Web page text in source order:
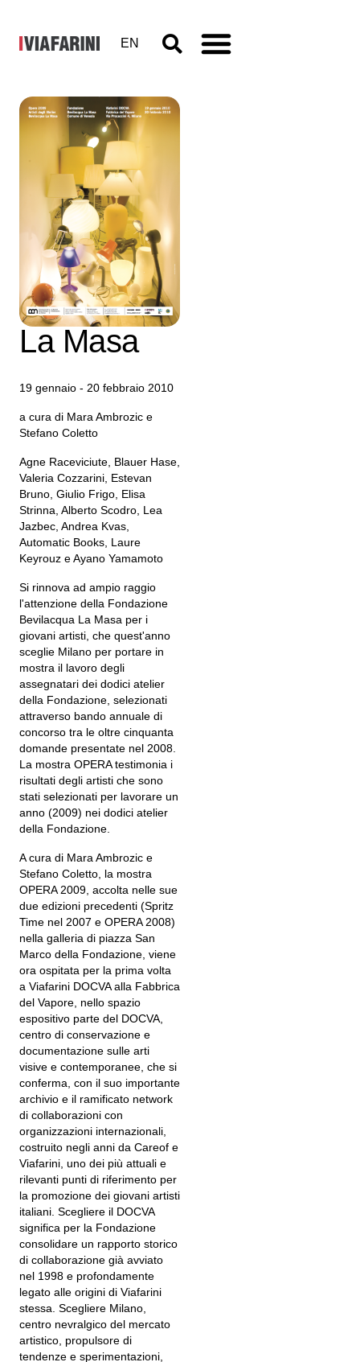
EN
Opera
2009 –
Artisti degli
Atelier
Bevilacqua
La Masa
19 gennaio - 20 febbraio 2010
a cura di Mara Ambrozic e
Stefano Coletto
Agne Raceviciute, Blauer Hase,
Valeria Cozzarini, Estevan
Bruno, Giulio Frigo, Elisa
Strinna, Alberto Scodro, Lea
Jazbec, Andrea Kvas,
Automatic Books, Laure
Keyrouz e Ayano Yamamoto
Si rinnova ad ampio raggio
l'attenzione della Fondazione
Bevilacqua La Masa per i
giovani artisti, che quest'anno
sceglie Milano per portare in
mostra il lavoro degli
assegnatari dei dodici atelier
della Fondazione, selezionati
attraverso bando annuale di
concorso tra le oltre cinquanta
domande presentate nel 2008.
La mostra OPERA testimonia i
risultati degli artisti che sono
stati selezionati per lavorare un
anno (2009) nei dodici atelier
della Fondazione.
A cura di Mara Ambrozic e
Stefano Coletto, la mostra
OPERA 2009, accolta nelle sue
due edizioni precedenti (Spritz
Time nel 2007 e OPERA 2008)
nella galleria di piazza San
Marco della Fondazione, viene
ora ospitata per la prima volta
a Viafarini DOCVA alla Fabbrica
del Vapore, nello spazio
espositivo parte del DOCVA,
centro di conservazione e
documentazione sulle arti
visive e contemporanee, che si
conferma, con il suo importante
archivio e il ramificato network
di collaborazioni con
organizzazioni internazionali,
costruito negli anni da Careof e
Viafarini, uno dei più attuali e
rilevanti punti di riferimento per
la promozione dei giovani artisti
italiani. Scegliere il DOCVA
significa per la Fondazione
consolidare un rapporto storico
di collaborazione già avviato
nel 1998 e profondamente
legato alle origini di Viafarini
stessa. Scegliere Milano,
centro nevralgico del mercato
artistico, propulsore di
tendenze e sperimentazioni,